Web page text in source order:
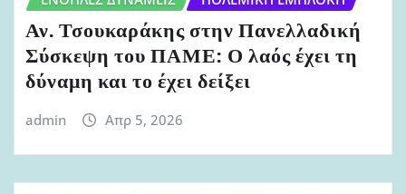
Αν. Τσουκαράκης στην Πανελλαδική
Σύσκεψη του ΠΑΜΕ: Ο λαός έχει τη
δύναμη και το έχει δείξει
admin Απρ 5, 2026